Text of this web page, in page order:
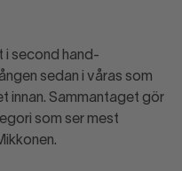
i second hand-
sedan i våras som
innan. Sammantaget gör
som ser mest